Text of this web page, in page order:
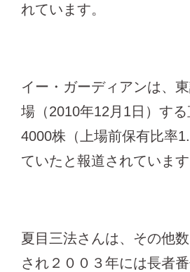
れています。
イー・ガーディアンは、
場（2010年12月1日）す
4000株（上場前保有比率
ていたと報道されています
夏目三法さんは、その他
され２００３年には長者